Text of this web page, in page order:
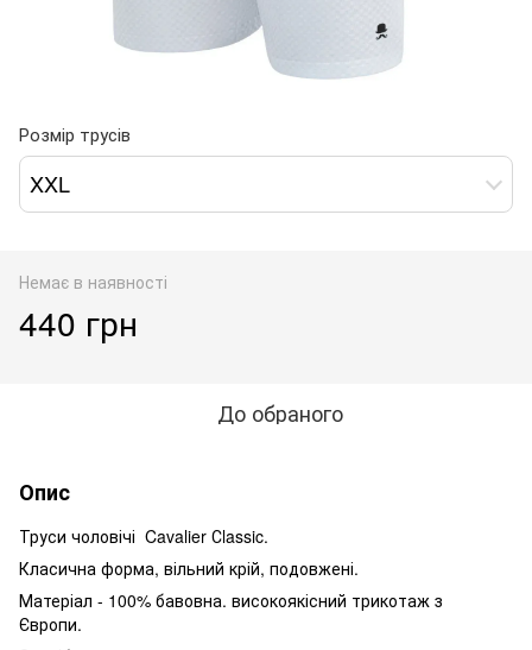
Розмір трусів
XXL
Немає в наявності
440 грн
До обраного
Опис
Труси чоловічі Cavalier Сlassic.
Класична форма, вільний крій, подовжені.
Матеріал - 100% бавовна. високоякісний трикотаж з
Європи.